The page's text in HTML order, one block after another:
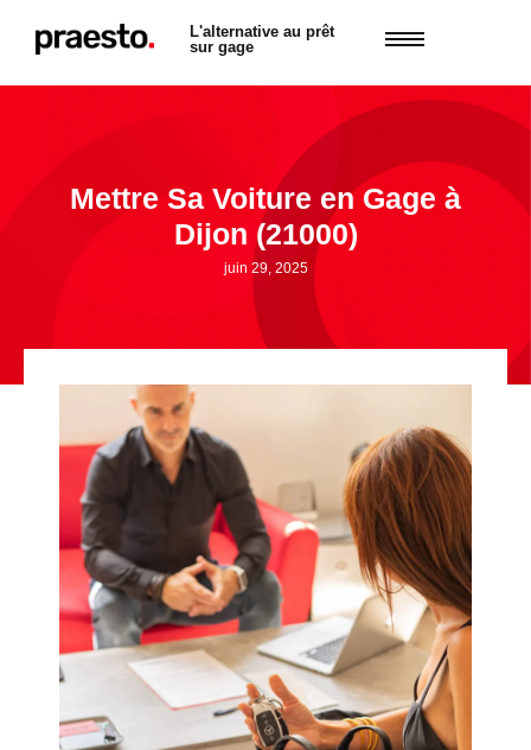
L'alternative au prêt
sur gage
Mettre Sa Voiture en Gage à
Dijon (21000)
juin 29, 2025